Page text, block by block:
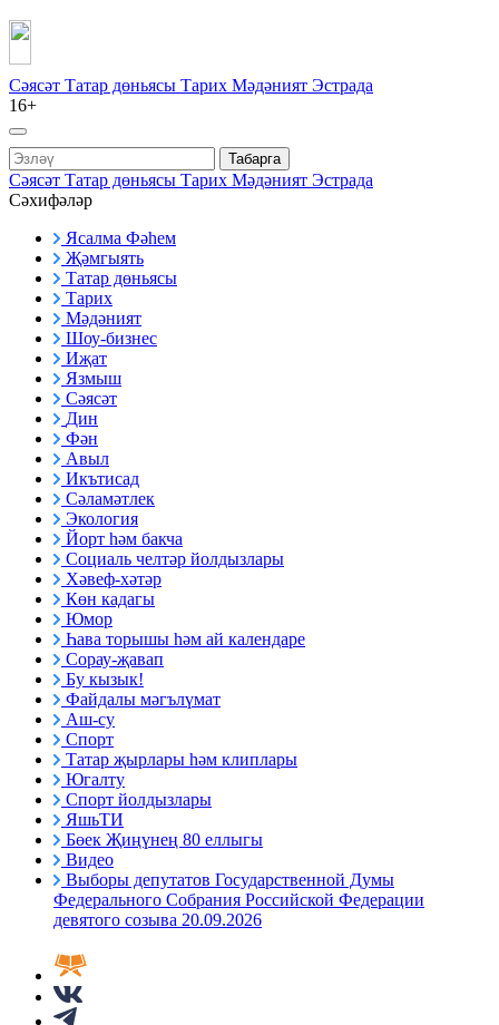
Сәясәт Татар дөньясы Тарих Мәдәният Эстрада
16+
Табарга
Сәясәт Татар дөньясы Тарих Мәдәният Эстрада
Сәхифәләр
Ясалма Фәһем
Җәмгыять
Татар дөньясы
Тарих
Мәдәният
Шоу-бизнес
Иҗат
Язмыш
Сәясәт
Дин
Фән
Авыл
Икътисад
Сәламәтлек
Экология
Йорт һәм бакча
Социаль челтәр йолдызлары
Хәвеф-хәтәр
Көн кадагы
Юмор
Һава торышы һәм ай календаре
Сорау-җавап
Бу кызык!
Файдалы мәгълүмат
Аш-су
Спорт
Татар җырлары һәм клиплары
Югалту
Спорт йолдызлары
ЯшьТИ
Бөек Җиңүнең 80 еллыгы
Видео
Выборы депутатов Государственной Думы
Федерального Собрания Российской Федерации
девятого созыва 20.09.2026